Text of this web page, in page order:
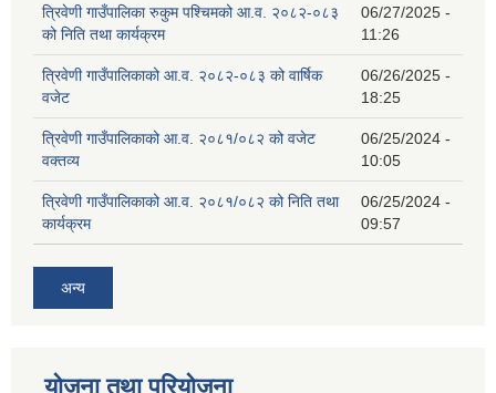
त्रिवेणी गाउँपालिका रुकुम पश्‍चिमको आ.व. २०८२-०८३
को निति तथा कार्यक्रम
06/27/2025 -
11:26
त्रिवेणी गाउँपालिकाको आ.व. २०८२-०८३ को वार्षिक
वजेट
06/26/2025 -
18:25
त्रिवेणी गाउँपालिकाको आ.व. २०८१/०८२ को वजेट
वक्तव्य
06/25/2024 -
10:05
त्रिवेणी गाउँपालिकाको आ.व. २०८१/०८२ को निति तथा
कार्यक्रम
06/25/2024 -
09:57
अन्य
योजना तथा परियोजना